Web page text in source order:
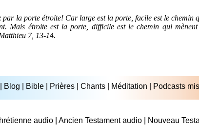
la porte étroite! Car large est la porte, facile est le chemin
Mais étroite est la porte, difficile est le chemin qui
7, 13-14.
Blog Bible Prières Chants Méditation Podcasts
audio Ancien Testament audio Nouveau